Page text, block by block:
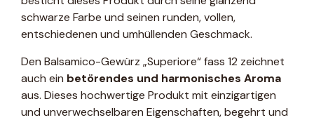
schwarze Farbe und seinen runden, vollen,
entschiedenen und umhüllenden Geschmack.
Den Balsamico-Gewürz „Superiore“ fass 12 zeichnet
auch ein betörendes und harmonisches Aroma
aus. Dieses hochwertige Produkt mit einzigartigen
und unverwechselbaren Eigenschaften, begehrt und